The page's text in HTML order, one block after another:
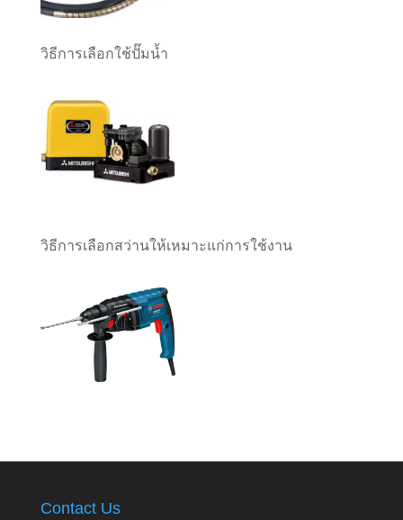
วิธีการเลือกใช้ปั๊มน้ำ
วิธีการเลือกสว่านให้เหมาะแก่การใช้งาน
Contact Us